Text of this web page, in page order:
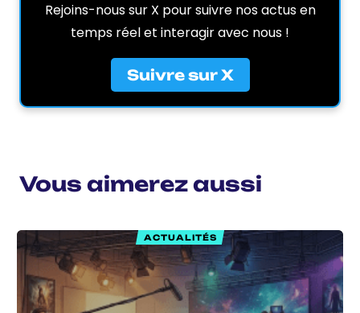
Rejoins-nous sur X pour suivre nos actus en
temps réel et interagir avec nous !
Suivre sur X
Vous aimerez aussi
ACTUALITÉS